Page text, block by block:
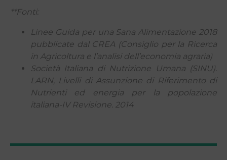
**Fonti:
Linee Guida per una Sana Alimentazione 2018
pubblicate dal CREA (Consiglio per la Ricerca
in Agricoltura e l’analisi dell’economia agraria)
Società Italiana di Nutrizione Umana (SINU).
LARN, Livelli di Assunzione di Riferimento di
Nutrienti ed energia per la popolazione
italiana-IV Revisione. 2014